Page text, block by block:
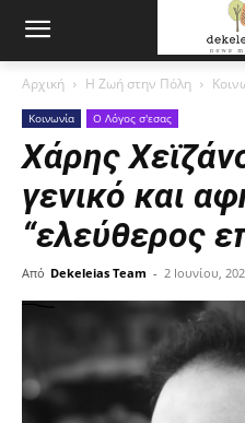
Αρχική Η Ζωή στην Πόλη
Κοινωνία Ο Λόγος σ'εσας
Χάρης
γενικό και
“ελεύθερος
Από Dekeleias Team - 2 Ιουνίου,